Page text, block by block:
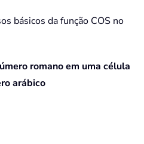
básicos da função COS no
romano em uma célula
arábico